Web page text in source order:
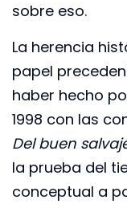
sobre eso.
La herencia
papel
haber hecho
1998 con las
Del buen
la prueba del
conceptual a